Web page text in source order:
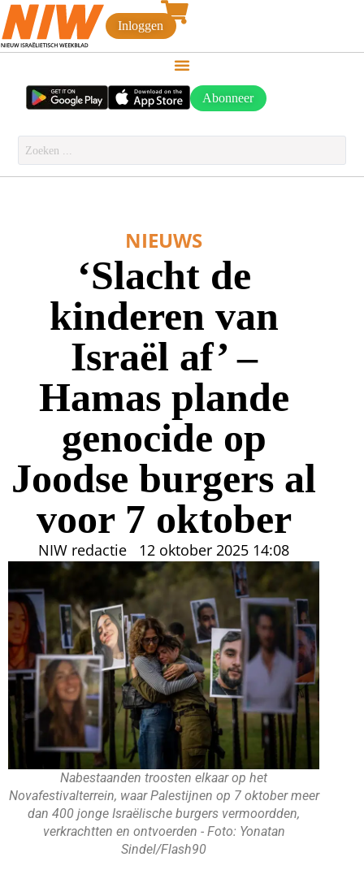
Inloggen
Abonneer
NIEUWS
‘Slacht de
kinderen van
Israël af’ –
Hamas plande
genocide op
Joodse burgers al
voor 7 oktober
NIW redactie 12 oktober 2025 14:08
Nabestaanden troosten elkaar op het
Novafestivalterrein, waar Palestijnen op 7 oktober meer
dan 400 jonge Israëlische burgers vermoordden,
verkrachtten en ontvoerden - Foto: Yonatan
Sindel/Flash90